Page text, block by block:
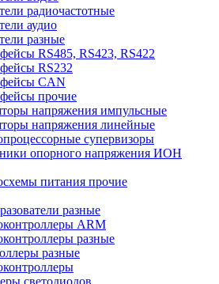
радиочастотные
аудио
разные
RS485, RS423, RS422
RS232
CAN
прочие
напряжения импульсные
напряжения линейные
супервизоры
опорного напряжения ИОН
питания прочие
разные
ARM
разные
разные
светодиодов